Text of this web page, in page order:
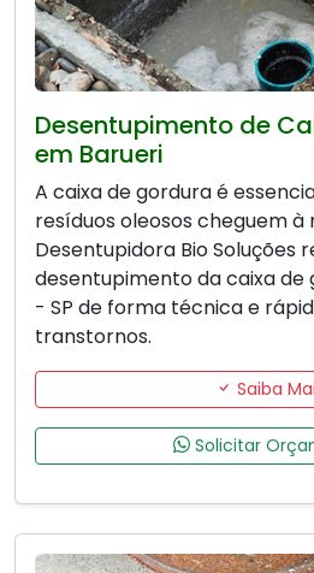
Desentupimento de
em Barueri
A caixa de gordura é
resíduos oleosos cheguem à
Desentupidora Bio Soluções
desentupimento da caixa de
- SP de forma técnica e
transtornos.
Saiba
Solicitar